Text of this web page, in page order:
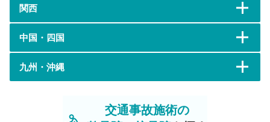
関西
中国・四国
九州・沖縄
交通事故施術の